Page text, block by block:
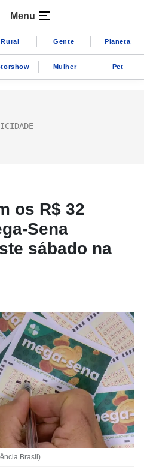
Menu
Rural Gente Planeta
Mulher Pet
os R$ 32
Sena
sábado na
Brasil)